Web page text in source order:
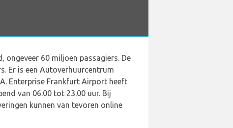
60 miljoen passagiers. De
Er is een Autoverhuurcentrum
Enterprise Frankfurt Airport heeft
van 06.00 tot 23.00 uur. Bij
kunnen van tevoren online